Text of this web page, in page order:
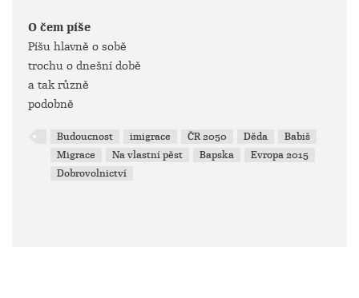
O čem píše
Píšu hlavně o sobě
trochu o dnešní době
a tak různě
podobně
Budoucnost imigrace ČR 2050 Děda
Babiš
Migrace
Na vlastní pěst Bapska
Evropa 2015
Dobrovolnictví